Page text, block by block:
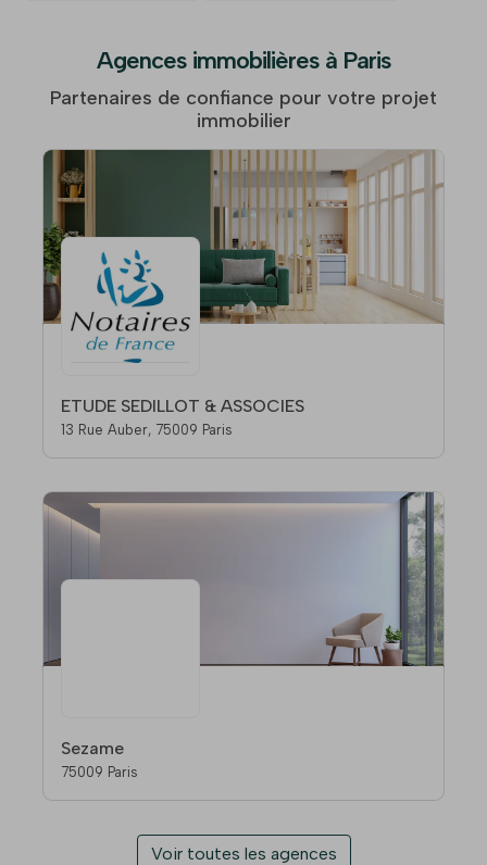
Agences immobilières à Paris
Partenaires de confiance pour votre projet
immobilier
ETUDE SEDILLOT & ASSOCIES
13 Rue Auber, 75009 Paris
Sezame
75009 Paris
Voir toutes les agences